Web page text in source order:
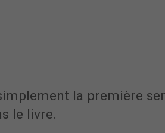
la première
le livre.